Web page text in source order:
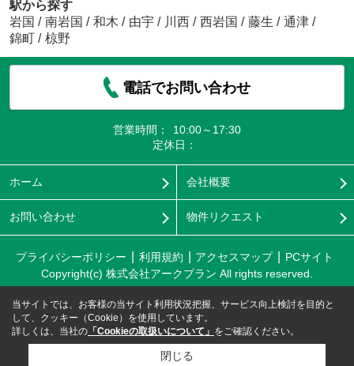
駅から探す
岩国 / 南岩国 / 和木 / 由宇 / 川西 / 西岩国 / 藤生 / 通津 /
錦町 / 椋野
電話でお問い合わせ
営業時間：
10:00～17:30
定休日：
ホーム 会社概要
お問い合わせ 物件リクエスト
プライバシーポリシー 利用規約 アクセスマップ
PCサイト
Copyright(c) 株式会社アークプラン All rights reserved.
当サイトでは、お客様の当サイト利用状況把握、サービス向上検討を目的と
して、クッキー（Cookie）を使用しています。
詳しくは、当社の 「Cookieの取扱いについて」 をご確認ください。
閉じる